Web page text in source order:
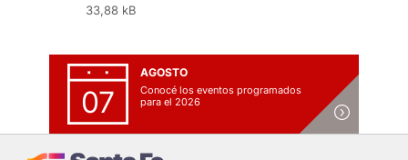
33,88 kB
07
AGOSTO
Conocé los eventos programados
para el 2026